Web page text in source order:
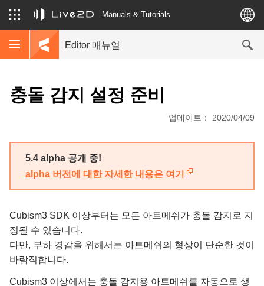
Manuals & Tutorials
Editor 매뉴얼
충돌 감지 설정 준비
업데이트： 2020/04/09
5.4 alpha 공개 중!
alpha 버전에 대한 자세한 내용은 여기
Cubism3 SDK 이상부터는 모든 아트메쉬가 충돌 감지로 지
정될 수 있습니다.
다만, 부하 경감을 위해서는 아트메쉬의 형상이 단순한 것이
바람직합니다.
Cubism3 이상에서는 충돌 감지용 아트메쉬를 자동으로 생